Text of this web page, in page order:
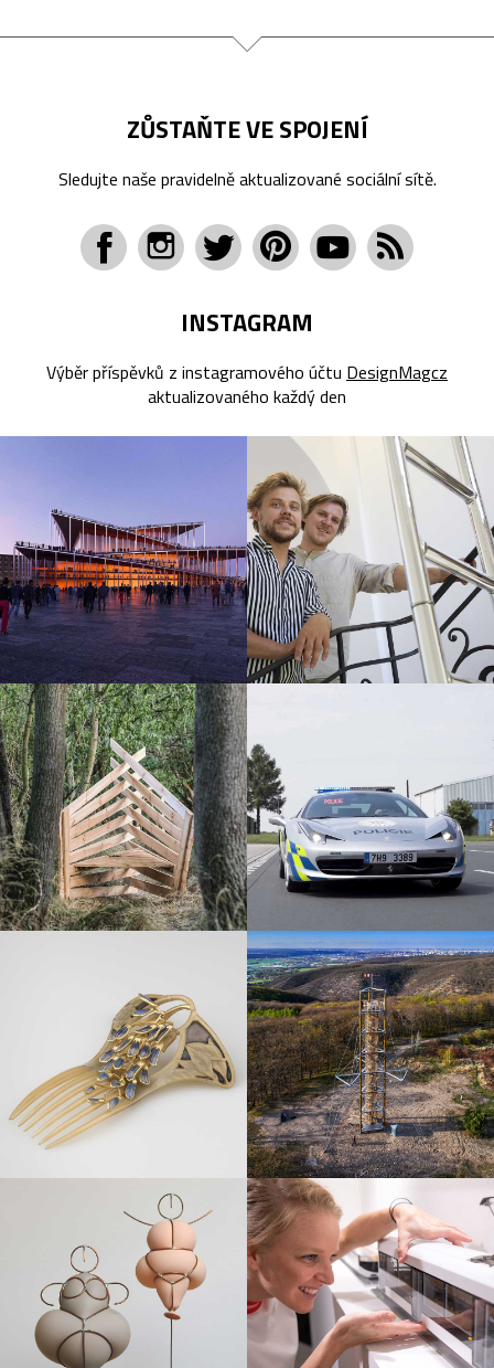
ZŮSTAŇTE VE SPOJENÍ
Sledujte naše pravidelně aktualizované sociální sítě.
INSTAGRAM
Výběr příspěvků z instagramového účtu DesignMagcz
aktualizovaného každý den